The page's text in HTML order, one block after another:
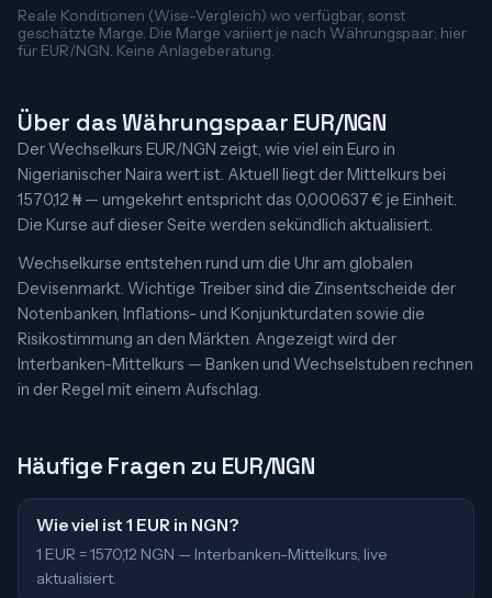
Reale Konditionen (Wise-Vergleich) wo verfügbar, sonst
geschätzte Marge. Die Marge variiert je nach Währungspaar; hier
für EUR/NGN. Keine Anlageberatung.
Über das Währungspaar EUR/NGN
Der Wechselkurs EUR/NGN zeigt, wie viel ein Euro in
Nigerianischer Naira wert ist. Aktuell liegt der Mittelkurs bei
1570,12 ₦ — umgekehrt entspricht das 0,000637 € je Einheit.
Die Kurse auf dieser Seite werden sekündlich aktualisiert.
Wechselkurse entstehen rund um die Uhr am globalen
Devisenmarkt. Wichtige Treiber sind die Zinsentscheide der
Notenbanken, Inflations- und Konjunkturdaten sowie die
Risikostimmung an den Märkten. Angezeigt wird der
Interbanken-Mittelkurs — Banken und Wechselstuben rechnen
in der Regel mit einem Aufschlag.
Häufige Fragen zu EUR/NGN
Wie viel ist 1 EUR in NGN?
1 EUR = 1570,12 NGN — Interbanken-Mittelkurs, live
aktualisiert.